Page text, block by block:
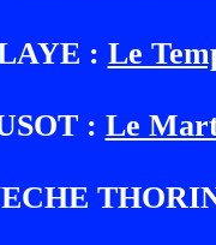
: Le
: Le